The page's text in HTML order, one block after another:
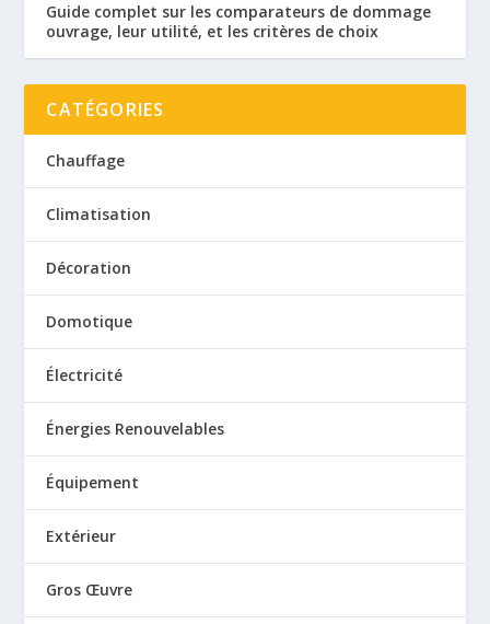
Guide complet sur les comparateurs de dommage
ouvrage, leur utilité, et les critères de choix
CATÉGORIES
Chauffage
Climatisation
Décoration
Domotique
Électricité
Énergies Renouvelables
Équipement
Extérieur
Gros Œuvre